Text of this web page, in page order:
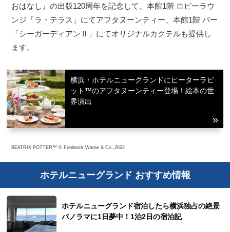
おはなし』の出版120周年を記念して、本館1階 ロビーラウ
ンジ「ラ・テラス」にてアフタヌーンティー、本館1階 バー
「シーガーディアンⅡ」にてオリジナルカクテルも提供し
ます。
横浜・ホテルニューグランドにピーターラビ
ット™のアフタヌーンティー登場！絵本の世
界演出
BEATRIX POTTER™ © Frederick Warne & Co.,2022
ホテルニューグランド おすすめ情報
ホテルニューグランド宿泊したら横浜独占の絶景
パノラマに1日夢中！1泊2日の宿泊記